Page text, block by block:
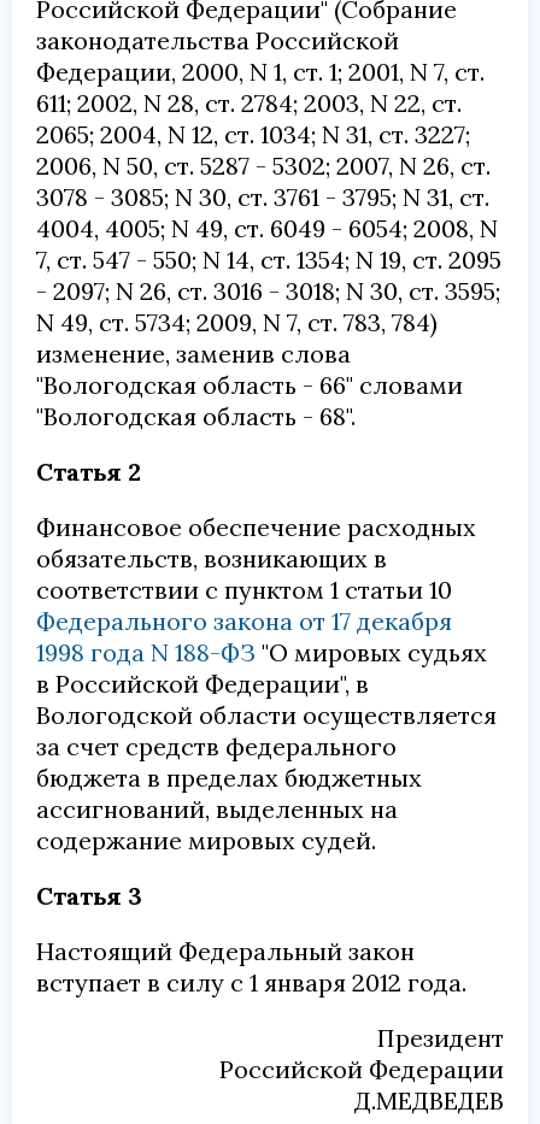
Российской Федерации" (Собрание
законодательства Российской
Федерации, 2000, N 1, ст. 1; 2001, N 7, ст.
611; 2002, N 28, ст. 2784; 2003, N 22, ст.
2065; 2004, N 12, ст. 1034; N 31, ст. 3227;
2006, N 50, ст. 5287 - 5302; 2007, N 26, ст.
3078 - 3085; N 30, ст. 3761 - 3795; N 31, ст.
4004, 4005; N 49, ст. 6049 - 6054; 2008, N
7, ст. 547 - 550; N 14, ст. 1354; N 19, ст. 2095
- 2097; N 26, ст. 3016 - 3018; N 30, ст. 3595;
N 49, ст. 5734; 2009, N 7, ст. 783, 784)
изменение, заменив слова
"Вологодская область - 66" словами
"Вологодская область - 68".
Статья 2
Финансовое обеспечение расходных
обязательств, возникающих в
соответствии с пунктом 1 статьи 10
Федерального закона от 17 декабря
1998 года N 188-ФЗ "О мировых судьях
в Российской Федерации", в
Вологодской области осуществляется
за счет средств федерального
бюджета в пределах бюджетных
ассигнований, выделенных на
содержание мировых судей.
Статья 3
Настоящий Федеральный закон
вступает в силу с 1 января 2012 года.
Президент
Российской Федерации
Д.МЕДВЕДЕВ